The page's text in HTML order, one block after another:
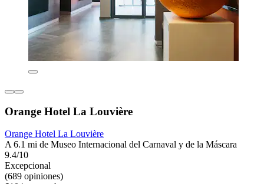
Orange Hotel La Louvière
Orange Hotel La Louvière
A 6.1 mi de Museo Internacional del Carnaval y de la Máscara
9.4/10
Excepcional
(689 opiniones)